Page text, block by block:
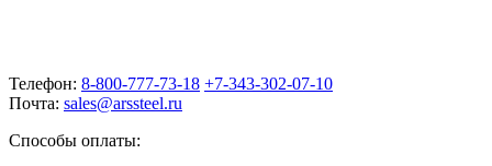
Телефон: 8-800-777-73-18 +7-343-302-07-10
Почта: sales@arssteel.ru
Способы оплаты: